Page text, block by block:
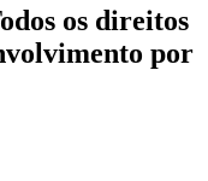
os direitos
por